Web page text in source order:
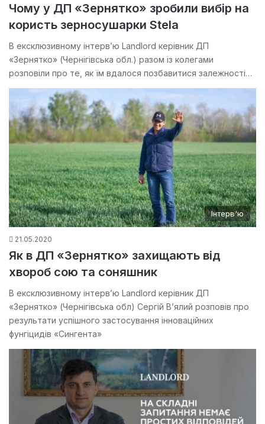
Чому у ДП «Зернятко» зробили вибір на
користь зерносушарки Stela
В ексклюзивному інтерв’ю Landlord керівник ДП
«Зернятко» (Чернігівська обл.) разом із колегами
розповіли про те, як їм вдалося позбавитися залежності…
Інтерв'ю
21.05.2020
Як в ДП «Зернятко» захищають від
хвороб сою та соняшник
В ексклюзивному інтерв’ю Landlord керівник ДП
«Зернятко» (Чернігівська обл) Сергій В’ялий розповів про
результати успішного застосування інноваційних
фунгіцидів «Сингента»